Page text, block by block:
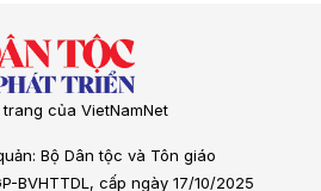
của VietNamNet
Bộ Dân tộc và Tôn giáo
BVHTTDL, cấp ngày 17/10/2025